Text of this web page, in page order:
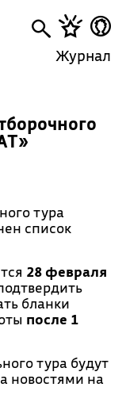
Журнал
тура
список
28 февраля
бланки
после 1
тура будут
новостями на